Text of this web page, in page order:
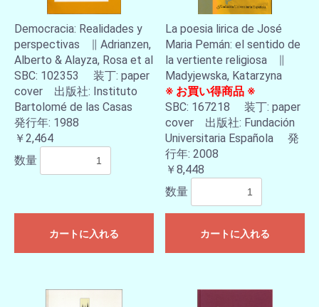
Democracia: Realidades y
perspectivas ∥ Adrianzen,
Alberto & Alayza, Rosa et al
SBC: 102353 装丁: paper
cover 出版社: Instituto
Bartolomé de las Casas
発行年: 1988
￥2,464
数量
カートに入れる
La poesia lirica de José
Maria Pemán: el sentido de
la vertiente religiosa ∥
Madyjewska, Katarzyna
※ お買い得商品 ※
SBC: 167218 装丁: paper
cover 出版社: Fundación
Universitaria Española 発
行年: 2008
￥8,448
数量
カートに入れる